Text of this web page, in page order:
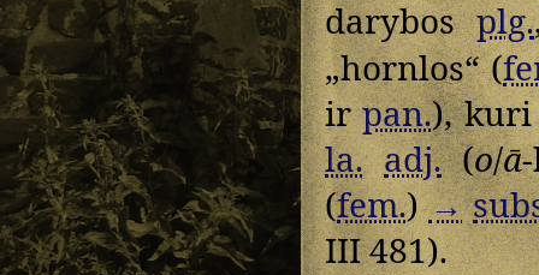
darybosplg.
„hornlos“ (
irpan.), kuri
la. adj.(o/ā
(fem.)→
III 481).